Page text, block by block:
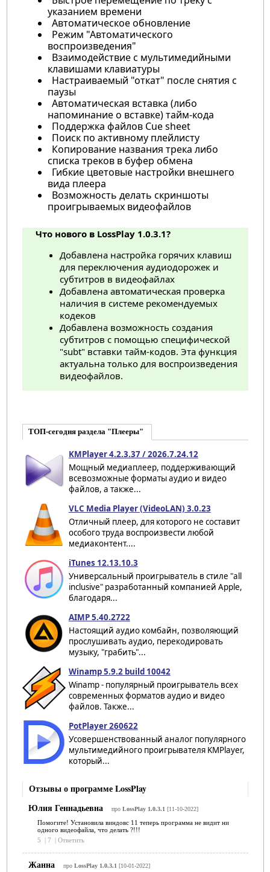
указанием времени
Автоматическое обновление
Режим "Автоматического
воспроизведения"
Взаимодействие с мультимедийными
клавишами клавиатуры
Настраиваемый "откат" после снятия с
паузы
Автоматическая вставка (либо
напоминание о вставке) тайм-кода
Поддержка файлов Cue sheet
Поиск по активному плейлисту
Копирование названия трека либо
списка треков в буфер обмена
Гибкие цветовые настройки внешнего
вида плеера
Возможность делать скриншоты
проигрываемых видеофайлов
Что нового в LossPlay 1.0.3.1?
Добавлена настройка горячих клавиш
для переключения аудиодорожек и
субтитров в видеофайлах
Добавлена автоматическая проверка
наличия в системе рекомендуемых
кодеков
Добавлена возможность создания
субтитров с помощью специфической
"subt" вставки тайм-кодов. Эта функция
актуальна только для воспроизведения
видеофайлов.
ТОП-сегодня раздела "Плееры"
KMPlayer 4.2.3.37 / 2026.7.24.12
Мощный медиаплеер, поддерживающий
всевозможные форматы аудио и видео
файлов, а также...
VLC Media Player (VideoLAN) 3.0.23
Отличный плеер, для которого не составит
особого труда воспроизвести любой
медиаконтент....
iTunes 12.13.10.3
Универсальный проигрыватель в стиле "all
inclusive" разработанный компанией Apple,
благодаря...
AIMP 5.40.2722
Настоящий аудио комбайн, позволяющий
прослушивать аудио, перекодировать
музыку, "грабить"...
Winamp 5.9.2 build 10042
Winamp - популярный проигрыватель всех
современных форматов аудио и видео
файлов. Также...
PotPlayer 260622
Усовершенствованный аналог популярного
мультимедийного проигрывателя KMPlayer,
который...
Отзывы о программе LossPlay
Юлия Геннадьевна
про LossPlay 1.0.3.1 [11-10-2022]
Помогите! Установила виндовс 11 теперь программа не видит ни
одного видеофайла, что делать ?!!!
5
7 Ответить
Жанна про LossPlay 1.0.3.1[10-01-2022]